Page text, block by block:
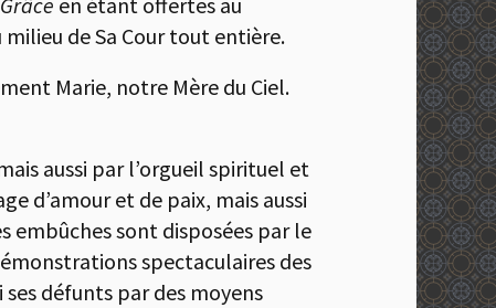
de Sa Cour tout entière.
Marie, notre Mère du Ciel.
aussi par l’orgueil spirituel et
d’amour et de paix, mais aussi
embûches sont disposées par le
spectaculaires des
défunts par des moyens